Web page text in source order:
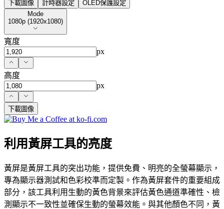
下載圖像 計時器設定 OLED保護設定
Mode
Mode
1080p (1920x1080)
寬度
px
高度
px
下載圖像
利用黃屏工具的亮度
黃屏是黃屏工具的突出功能，提供免費、明亮的全螢幕顯示，
專為顯示器測試和色彩校準而定製。作為黃屏套件的重要組成
部分，該工具利用生動的黃色背景來評估黃色通道準確性、檢
測顯示不一致性並確保生動的螢幕效能。與其他顏色不同，黃